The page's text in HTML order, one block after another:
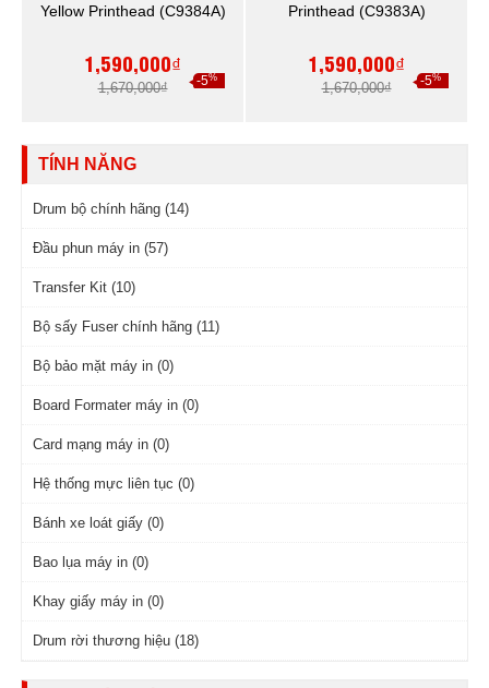
Yellow Printhead (C9384A)
1,590,000₫
1,670,000₫ -5%
Printhead (C9383A)
1,590,000₫
1,670,000₫ -5%
TÍNH NĂNG
Drum bộ chính hãng (14)
Đầu phun máy in (57)
Transfer Kit (10)
Bộ sấy Fuser chính hãng (11)
Bộ bảo mặt máy in (0)
Board Formater máy in (0)
Card mạng máy in (0)
Hệ thống mực liên tục (0)
Bánh xe loát giấy (0)
Bao lụa máy in (0)
Khay giấy máy in (0)
Drum rời thương hiệu (18)